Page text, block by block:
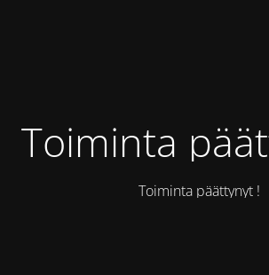
Toiminta
Toiminta päättynyt !